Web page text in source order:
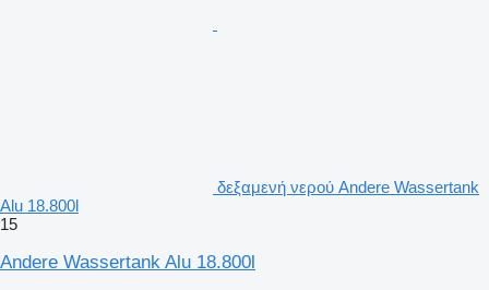
δεξαμενή νερού Andere Wassertank
Alu 18.800l
15
Andere Wassertank Alu 18.800l